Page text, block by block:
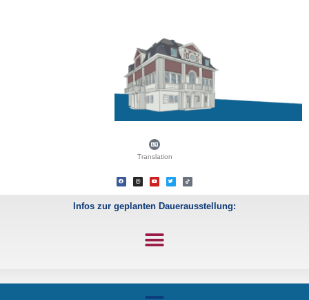
Translation
Infos zur geplanten Dauerausstellung: